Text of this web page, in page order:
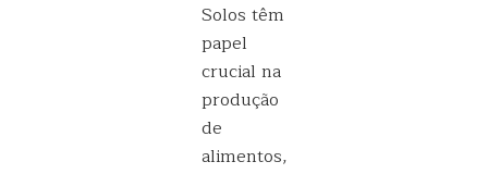
Solos têm
papel
crucial na
produção
de
alimentos,